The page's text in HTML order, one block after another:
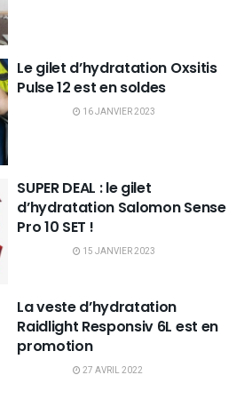
Le gilet d’hydratation Oxsitis
Pulse 12 est en soldes
16 JANVIER 2023
SUPER DEAL : le gilet
d’hydratation Salomon Sense
Pro 10 SET !
15 JANVIER 2023
La veste d’hydratation
Raidlight Responsiv 6L est en
promotion
27 AVRIL 2022